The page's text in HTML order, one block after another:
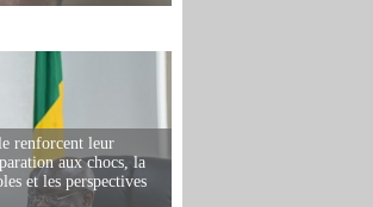
renforcent leur
aux chocs, la
et les perspectives